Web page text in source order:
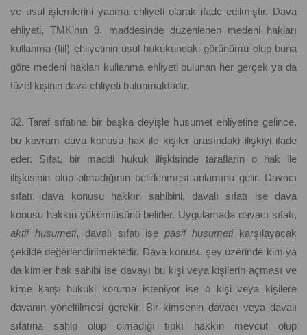
ve usul işlemlerini yapma ehliyeti olarak ifade edilmiştir. Dava
ehliyeti, TMK'nın 9. maddesinde düzenlenen medeni hakları
kullanma (fiil) ehliyetinin usul hukukundaki görünümü olup buna
göre medeni hakları kullanma ehliyeti bulunan her gerçek ya da
tüzel kişinin dava ehliyeti bulunmaktadır.
32. Taraf sıfatına bir başka deyişle husumet ehliyetine gelince,
bu kavram dava konusu hak ile kişiler arasındaki ilişkiyi ifade
eder. Sıfat, bir maddi hukuk ilişkisinde tarafların o hak ile
ilişkisinin olup olmadığının belirlenmesi anlamına gelir. Davacı
sıfatı, dava konusu hakkın sahibini, davalı sıfatı ise dava
konusu hakkın yükümlüsünü belirler. Uygulamada davacı sıfatı,
aktif husumeti, davalı sıfatı isepasif husumetikarşılayacak
şekilde değerlendirilmektedir. Dava konusu şey üzerinde kim ya
da kimler hak sahibi ise davayı bu kişi veya kişilerin açması ve
kime karşı hukuki koruma isteniyor ise o kişi veya kişilere
davanın yöneltilmesi gerekir. Bir kimsenin davacı veya davalı
sıfatına sahip olup olmadığı tıpkı hakkın mevcut olup